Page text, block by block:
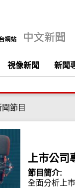
視像新聞 新聞
聞節目
上市公司
節目簡介:
全面分析上